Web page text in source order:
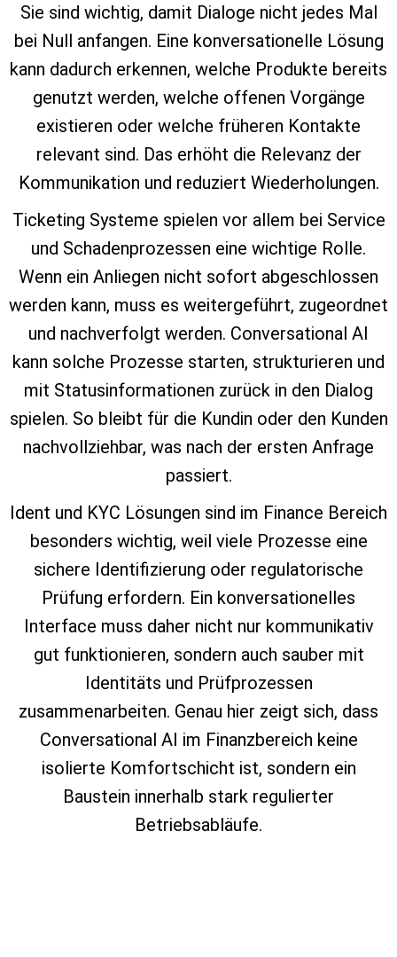
Sie sind wichtig, damit Dialoge nicht jedes Mal
bei Null anfangen. Eine konversationelle Lösung
kann dadurch erkennen, welche Produkte bereits
genutzt werden, welche offenen Vorgänge
existieren oder welche früheren Kontakte
relevant sind. Das erhöht die Relevanz der
Kommunikation und reduziert Wiederholungen.
Ticketing Systeme spielen vor allem bei Service
und Schadenprozessen eine wichtige Rolle.
Wenn ein Anliegen nicht sofort abgeschlossen
werden kann, muss es weitergeführt, zugeordnet
und nachverfolgt werden. Conversational AI
kann solche Prozesse starten, strukturieren und
mit Statusinformationen zurück in den Dialog
spielen. So bleibt für die Kundin oder den Kunden
nachvollziehbar, was nach der ersten Anfrage
passiert.
Ident und KYC Lösungen sind im Finance Bereich
besonders wichtig, weil viele Prozesse eine
sichere Identifizierung oder regulatorische
Prüfung erfordern. Ein konversationelles
Interface muss daher nicht nur kommunikativ
gut funktionieren, sondern auch sauber mit
Identitäts und Prüfprozessen
zusammenarbeiten. Genau hier zeigt sich, dass
Conversational AI im Finanzbereich keine
isolierte Komfortschicht ist, sondern ein
Baustein innerhalb stark regulierter
Betriebsabläufe.